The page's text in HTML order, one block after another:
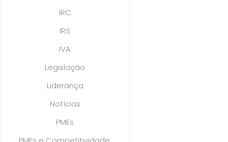
IRC
IRS
IVA
Legislação
Liderança
Notícias
PMEs